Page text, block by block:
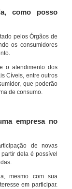
como posso
pelos Órgãos de
os consumidores
o atendimento dos
Cíveis, entre outros
que poderão
de consumo.
empresa no
de novas
dela é possível
mesmo com sua
em participar.